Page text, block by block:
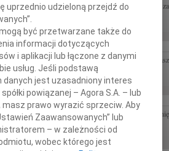
Piotr Gołaszewski Żegnaj Przyjacielu, dziękujemy
Alodia i Aleksander Janiszewscy,...
Prezesowi Zarządu Przedsiębiorstwa Gospodarki
oraz słowa wsparcia i otuchy z powodu...
06.08.2026CAŁA POLSKA
Panią Profesor Małgorzatę Kościelską naszą
która uczyła nas myślenia...
uprzednio udzieloną przejdź do
być przetwarzane także do
informacji dotyczących
i aplikacji lub łączone z danymi
usług. Jeśli podstawą
jest uzasadniony interes
powiązanej – Agora S.A. – lub
prawo wyrazić sprzeciw. Aby
Zaawansowanych” lub
– w zależności od
wobec którego jest